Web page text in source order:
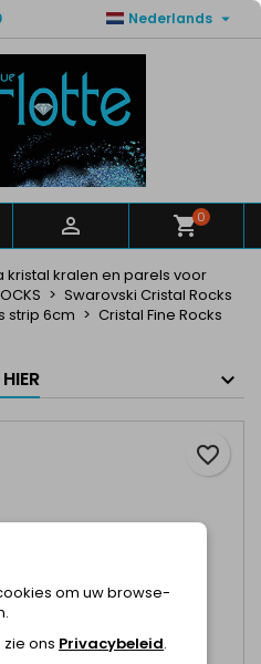
Nederlands 
 0
kristal kralen en parels voor
Swarovski Cristal Rocks
strip 6cm
Cristal Fine Rocks
favorite_border
×
×
Maak een verlanglijst
×
in uw verlanglijst
Annuleren Inloggen
om uw browse-
ons Privacybeleid.